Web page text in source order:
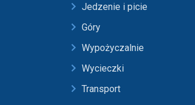
Jedzenie i picie
Góry
Wypożyczalnie
Wycieczki
Transport